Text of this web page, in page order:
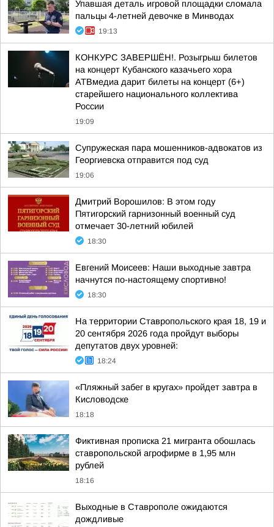
Упавшая деталь игровой площадки сломала
пальцы 4-летней девочке в Минводах
19:13
КОНКУРС ЗАВЕРШЁН!. Розыгрыш билетов
на концерт Кубанского казачьего хора
АТВмедиа дарит билеты на концерт (6+)
старейшего национального коллектива
России
19:09
Супружеская пара мошенников-адвокатов из
Георгиевска отправится под суд
19:06
Дмитрий Ворошилов: В этом году
Пятигорский гарнизонный военный суд
отмечает 30-летний юбилей
18:30
Евгений Моисеев: Наши выходные завтра
начнутся по-настоящему спортивно!
18:30
На территории Ставропольского края 18, 19 и
20 сентября 2026 года пройдут выборы
депутатов двух уровней:
18:24
«Пляжный забег в кругах» пройдет завтра в
Кисловодске
18:18
Фиктивная прописка 21 мигранта обошлась
ставропольской агрофирме в 1,95 млн
рублей
18:16
Выходные в Ставрополе ожидаются
дождливые